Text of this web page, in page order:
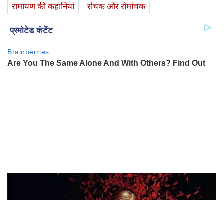
रामायण की कहानियां
रोचक और रोमांचक